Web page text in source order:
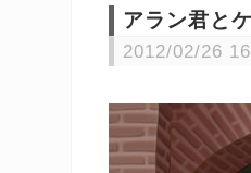
アラン君と
2012/02/26